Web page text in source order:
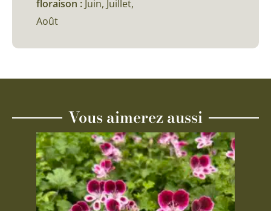
floraison : Juin, Juillet,
Août
Vous aimerez aussi